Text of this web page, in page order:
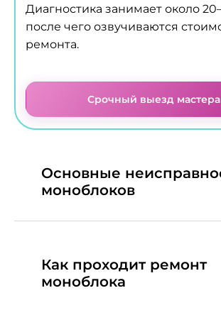
Диагностика занимает около
после чего озвучиваются
ремонта.
Срочный выезд мастера
Основные
моноблоков
Как проходит ремонт
моноблока